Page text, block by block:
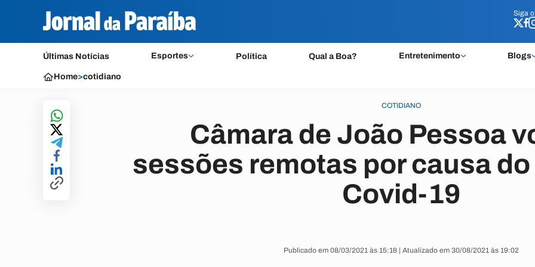
Siga o
Últimas Notícias Esportes Política Qual a Boa? Entretenimento Blogs
Siga o
Home>cotidiano
COTIDIANO
Câmara de João Pessoa
sessões remotas por causa
Covid-19
Publicado em 08/03/2021 às 15:18 | Atualizado em 30/08/2021 às 19:02